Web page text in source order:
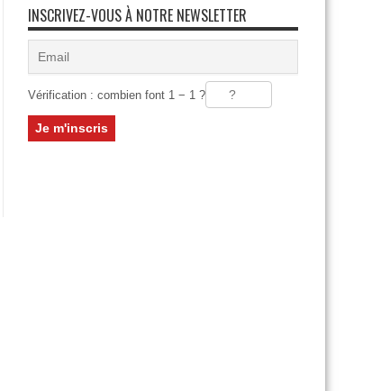
INSCRIVEZ-VOUS À NOTRE NEWSLETTER
Vérification : combien font 1 − 1 ?